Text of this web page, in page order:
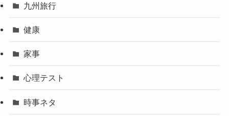
九州旅行
健康
家事
心理テスト
時事ネタ